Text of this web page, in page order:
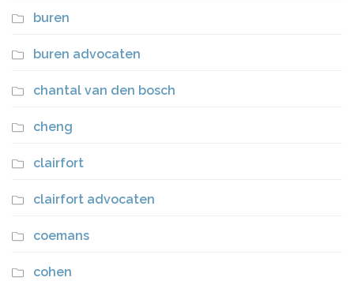
buren
buren advocaten
chantal van den bosch
cheng
clairfort
clairfort advocaten
coemans
cohen